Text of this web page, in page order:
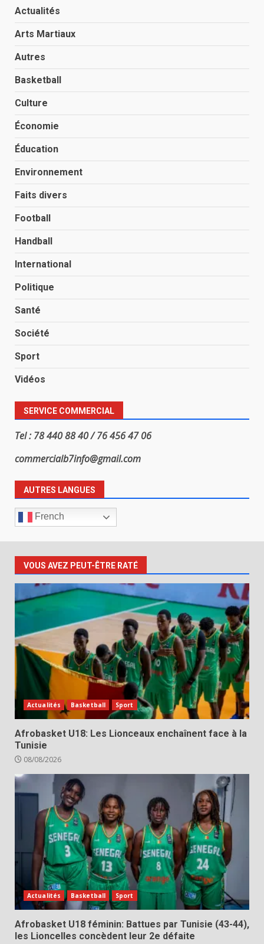
Actualités
Arts Martiaux
Autres
Basketball
Culture
Économie
Éducation
Environnement
Faits divers
Football
Handball
International
Politique
Santé
Société
Sport
Vidéos
SERVICE COMMERCIAL
Tel : 78 440 88 40 / 76 456 47 06
commercialb7info@gmail.com
AUTRES LANGUES
French
VOUS AVEZ PEUT-ÊTRE RATÉ
Actualités Basketball Sport
Afrobasket U18: Les Lionceaux enchaînent face à la
Tunisie
08/08/2026
Actualités Basketball Sport
Afrobasket U18 féminin: Battues par Tunisie (43-44),
les Lioncelles concèdent leur 2e défaite